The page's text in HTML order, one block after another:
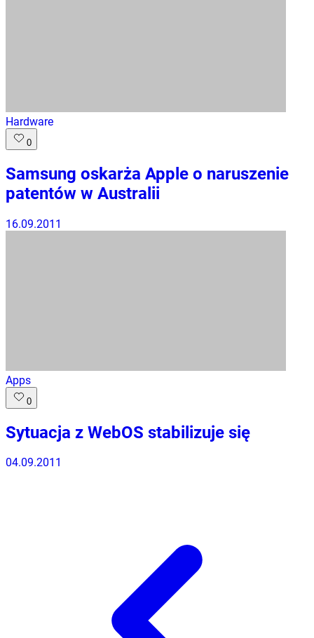
Hardware
0
Samsung oskarża Apple o naruszenie
patentów w Australii
16.09.2011
Apps
0
Sytuacja z WebOS stabilizuje się
04.09.2011